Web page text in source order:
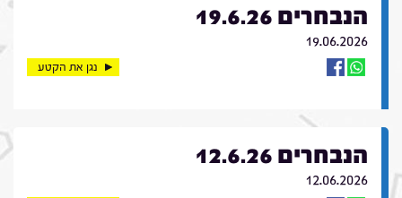
הנבחרים 19.6.26
19.06.2026
נגן את הקטע
הנבחרים 12.6.26
12.06.2026